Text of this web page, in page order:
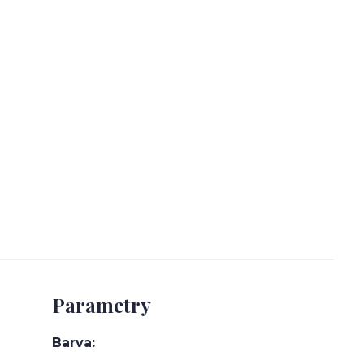
Parametry
Barva